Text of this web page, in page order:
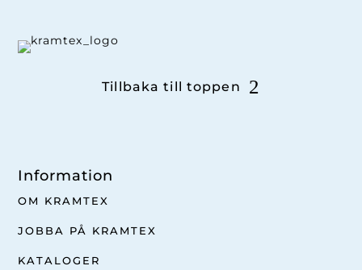
Tillbaka till toppen
Information
OM KRAMTEX
JOBBA PÅ KRAMTEX
KATALOGER